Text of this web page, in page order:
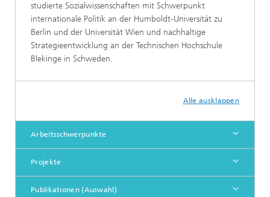
studierte Sozialwissenschaften mit Schwerpunkt
internationale Politik an der Humboldt-Universität zu
Berlin und der Universität Wien und nachhaltige
Strategieentwicklung an der Technischen Hochschule
Blekinge in Schweden.
Alle ausklappen
Arbeitsschwerpunkte
Projekte
Publikationen (Auswahl)